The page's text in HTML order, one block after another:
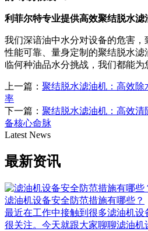
利菲尔特专业提供高效聚结脱水滤
我们深谙油中水分对设备的危害，
性能可靠、量身定制的聚结脱水
临何种油品水分挑战，我们都能为
上一篇： 聚结脱水滤油机：高效
率
下一篇： 聚结脱水滤油机：高效
备核心命脉
Latest News
最新资讯
滤油机设备安全防范措施有哪些？
最近在工作中接触到很多滤油机
很关注。今天就跟大家聊聊滤油